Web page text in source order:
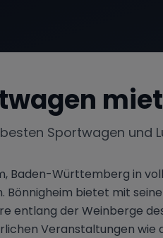
Sportwagen und
Baden-Württemberg in
Bönnigheim bietet mit
entlang der Weinberge
Veranstaltungen